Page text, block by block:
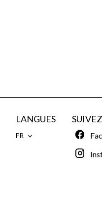
LANGUES
FR